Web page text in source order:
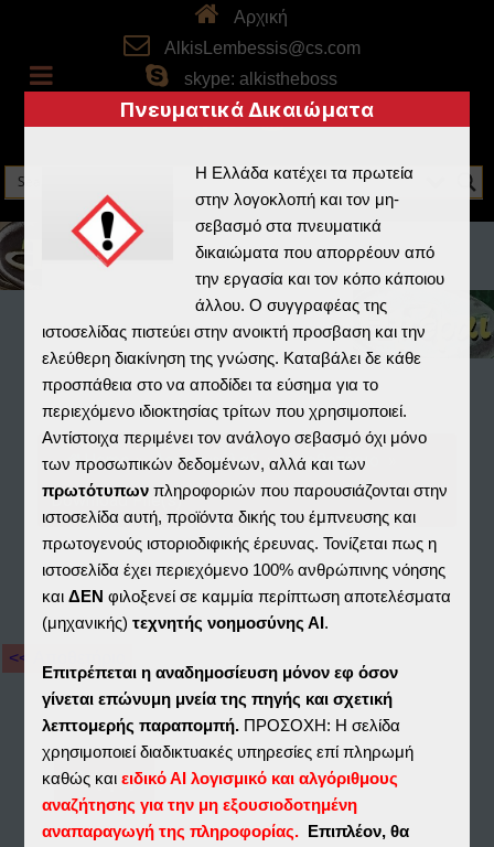
Αρχική
AlkisLembessis@cs.com
skype: alkistheboss
Home » Αρχειοφύλαξ » Αποθετήριο
Download File(s)
<< Αποθετήριο
Λήψη
Πνευματικά Δικαιώματα
Η Ελλάδα κατέχει τα πρωτεία
στην λογοκλοπή και τον μη-
σεβασμό στα πνευματικά
δικαιώματα που απορρέουν από
την εργασία και τον κόπο κάποιου
άλλου. Ο συγγραφέας της
ιστοσελίδας πιστεύει στην ανοικτή προσβαση και την
ελεύθερη διακίνηση της γνώσης. Καταβάλει δε κάθε
προσπάθεια στο να αποδίδει τα εύσημα για το
περιεχόμενο ιδιοκτησίας τρίτων που χρησιμοποιεί.
Αντίστοιχα περιμένει τον ανάλογο σεβασμό όχι μόνο
των προσωπικών δεδομένων, αλλά και των
πρωτότυπων πληροφοριών που παρουσιάζονται στην
ιστοσελίδα αυτή, προϊόντα δικής του έμπνευσης και
πρωτογενούς ιστοριοδιφικής έρευνας. Τονίζεται πως η
ιστοσελίδα έχει περιεχόμενο 100% ανθρώπινης νόησης
καιΔΕΝ φιλοξενεί σε καμμία περίπτωση αποτελέσματα
(μηχανικής)τεχνητής νοημοσύνης ΑΙ .
Επιτρέπεται η αναδημοσίευση μόνον εφ όσον
γίνεται επώνυμη μνεία της πηγής και σχετική
λεπτομερής παραπομπή. ΠΡΟΣΟΧΗ: Η σελίδα
χρησιμοποιεί διαδικτυακές υπηρεσίες επί πληρωμή
καθώς καιειδικό ΑΙ λογισμικό και αλγόριθμους
αναζήτησης για την μη εξουσιοδοτημένη
αναπαραγωγή της πληροφορίας. Επιπλέον, θα